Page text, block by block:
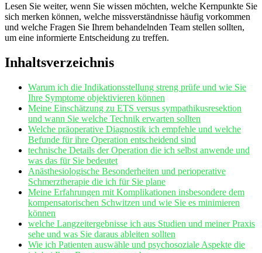
Lesen Sie weiter, wenn Sie wissen möchten, welche Kernpunkte Sie
sich merken können, welche missverständnisse häufig vorkommen
und welche Fragen Sie Ihrem behandelnden Team stellen sollten,
um eine informierte Entscheidung zu treffen.
Inhaltsverzeichnis
Warum ich die Indikationsstellung ⁤streng⁣ prüfe und wie Sie
Ihre Symptome objektivieren können
Meine ⁢Einschätzung zu ETS versus‍ sympathikusresektion
⁢und⁣ wann Sie ‍welche Technik erwarten ​sollten
Welche präoperative‍ Diagnostik ich empfehle und welche
Befunde für ihre Operation entscheidend sind
technische Details der Operation die ich selbst anwende und
was das für Sie bedeutet
Anästhesiologische Besonderheiten und perioperative
Schmerztherapie die ich für Sie plane
Meine Erfahrungen ⁤mit Komplikationen insbesondere dem
kompensatorischen Schwitzen⁣ und wie Sie es minimieren
können
welche Langzeitergebnisse ich aus Studien und meiner Praxis
sehe und was Sie daraus ableiten sollten
Wie ich Patienten auswähle und psychosoziale Aspekte die⁢